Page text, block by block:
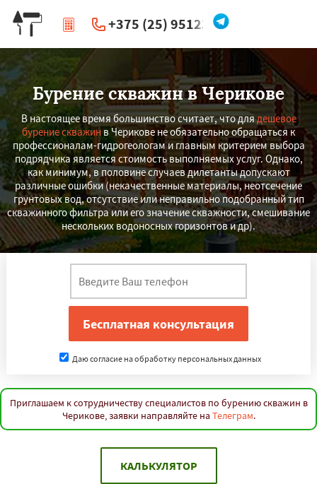
+375 (25) 951234
| Перезвоните мне
Бурение скважин в Черикове
В настоящее время большинство считает, что длядешевое
бурение скважинв Черикове не обязательно обращаться к
профессионалам-гидрогеологам и главным критерием выбора
подрядчика является стоимость выполняемых услуг. Однако,
как минимум, в половине случаев дилетанты допускают
различные ошибки (некачественные материалы, неотсечение
грунтовых вод, отсутствие или неправильно подобранный тип
скважинного фильтра или его значение скважности, смешивание
нескольких водоносных горизонтов и др).
Даю согласие на обработку персональных данных
Приглашаем к сотрудничеству специалистов по бурению скважин в
Черикове, заявки направляйте на Телеграм.
КАЛЬКУЛЯТОР